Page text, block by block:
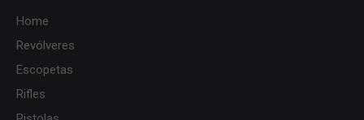
Home
Revólveres
Escopetas
Rifles